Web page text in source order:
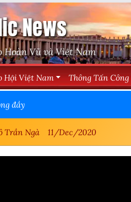
News
Hoàn Vũ và Việt Nam
Hội Việt Nam Thông Tấn
đầy
Trần Ngà 11/Dec/2020